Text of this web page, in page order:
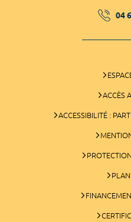
04
ACCÈS
ACCESSIBILITÉ :